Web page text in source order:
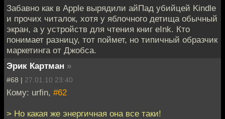
Забавно как в Apple вырядили айПад убийцей Kindle
и прочих читалок, хотя у яблочного детища обычный
экран, а у устройств для чтения книг eInk. Кто
понимает разницу, тот поймет, но типичный образчик
маркетинга от Джобса.
Эрик Картман »
#68 | 27.01.10 23:40
Кому: urfin, #62
> Но какая же энергичная она все таки!